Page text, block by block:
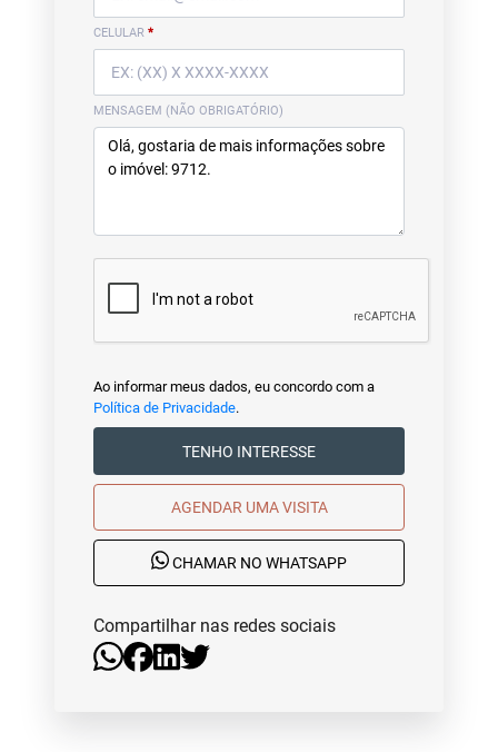
CELULAR *
MENSAGEM (NÃO OBRIGATÓRIO)
Ao informar meus dados, eu concordo com a
Política de Privacidade.
TENHO INTERESSE
AGENDAR UMA VISITA
CHAMAR NO WHATSAPP
Compartilhar nas redes sociais